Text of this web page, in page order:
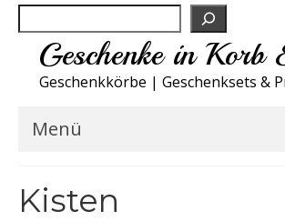
Geschenke in Korb
Geschenkkörbe | Geschenksets &
Menü
Kisten